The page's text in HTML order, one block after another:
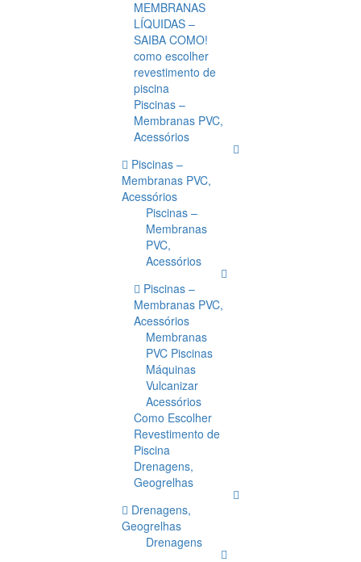
MEMBRANAS
LÍQUIDAS –
SAIBA COMO!
como escolher
revestimento de
piscina
Piscinas –
Membranas PVC,
Acessórios
Piscinas –
Membranas PVC,
Acessórios
Piscinas –
Membranas
PVC,
Acessórios
Piscinas –
Membranas PVC,
Acessórios
Membranas
PVC Piscinas
Máquinas
Vulcanizar
Acessórios
Como Escolher
Revestimento de
Piscina
Drenagens,
Geogrelhas
Drenagens,
Geogrelhas
Drenagens